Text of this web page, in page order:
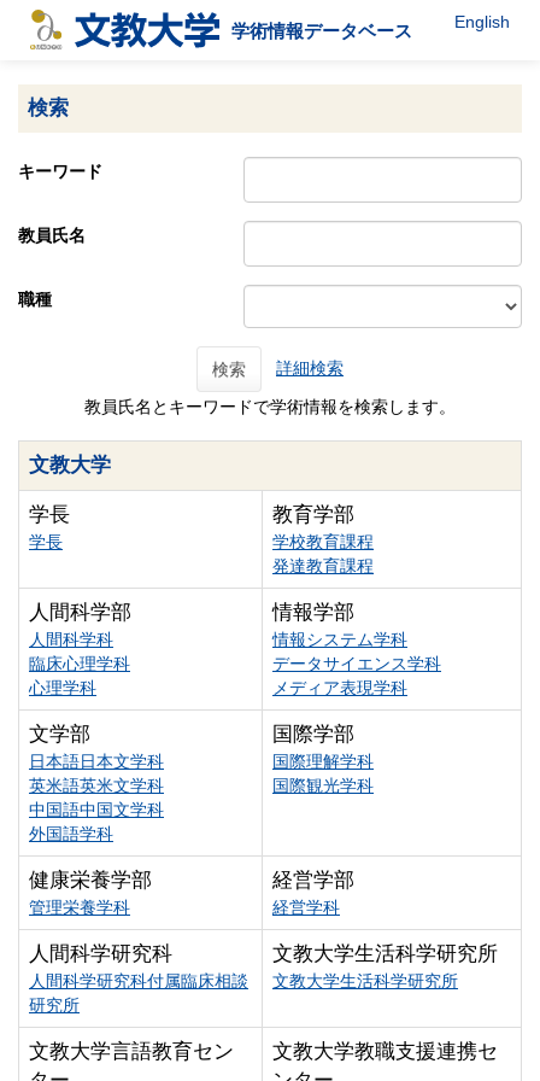
学術情報データベース English
検索
キーワード
教員氏名
職種
検索 詳細検索
教員氏名とキーワードで学術情報を検索します。
文教大学
学長
学長
教育学部
学校教育課程
発達教育課程
人間科学部
人間科学科
臨床心理学科
心理学科
情報学部
情報システム学科
データサイエンス学科
メディア表現学科
文学部
日本語日本文学科
英米語英米文学科
中国語中国文学科
外国語学科
国際学部
国際理解学科
国際観光学科
健康栄養学部
管理栄養学科
経営学部
経営学科
人間科学研究科
人間科学研究科付属臨床相談
研究所
文教大学生活科学研究所
文教大学生活科学研究所
文教大学言語教育セン
文教大学教職支援連携セ